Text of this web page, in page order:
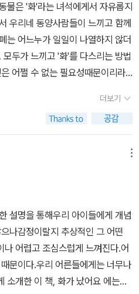
못을 저질렀을 때 큰 소리로 야단
을 주면서 존중해주면스스로 잘못
>를 잘 다스리는 방법은 우리 자
이 아닐까 싶어요.정말 좋은 책이
면 좋겠어요.
도없을 것이다. 우리는 아이들에
참기부터 시키며 키워왔다. 울고
들어도 참아라......하지만 이 책은
후에 스스로 화를 삭이는 방법을
하면서 화와 함께 대화하고, 바라
마음을 갖는 방법 자체를 소중하
하지만 '얀'의 할아버지는 다른 방법
주체하지 못하고 눈물을 흘리자,
이의 마음이 진정되도록혼자 있는
너의 화와 함께 앉아 있도록 해라.'
할 시간을 가지도록 유도하고 있
을까?나는 무엇 때문에 화가 났을
방 안을 빙빙 돌면서 춤을 추기도
대변해준다고 본다.
뛰어놀고 지쳐버린 '얀'과 '화'는 방
몸과 마음에 안정을 취한다.편안
마셨다가 내쉬는 동작을 반복한
때에는 마음을 가라앉히고 심호
.그렇게 '얀'의 화는 사라지게 된
이 읽으면 적합할 듯싶다.아이의
라주가 보여주는그림은책의 핵
물은 '화'라는 녀석에게서 자유롭지
우리네 동양사람들이 느끼고 함께
는 어느누가 일일이 나열하지 않더
두가 느끼고 '화'를 다스리는 방법
어쩔 수 없는 필요성때문이리라.
나. '화'라는 존재는 단순한 감정적
아니면 '화'라는 것에 어떤 의미부
다스리고 이길 수 있는 힘을 가지
재에 대해서 할말도 많고 풀어야
언급을 했듯이 '화'는 어떤 존재감
것이라는 것을 눈치 챘으리라. 이
에 대해서 억지로 뜯어내서 버려
라고 생각을 하게 되었었지만, 그
것에 존재감을 부여하고 모든 사
이라는 어느 부분이 노출이 되어
인격체로 나를 다스리고자 나타
. 그러한 '화'라는 존재에 대해서 무
더보기
설명을 통해우리 아이들에게 개념
나감정이랄지 추상적인 그 어떤
어렵고 조심스럽게 느껴진다.어
문이다.우리 어른들에게는 너무나
소개한 이 책, 화가 났어요 에는왜